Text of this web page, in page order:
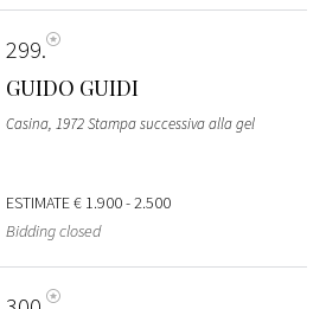
299
GUIDO GUIDI
Casina, 1972 Stampa successiva alla gel
ESTIMATE€ 1.900 - 2.500
Bidding closed